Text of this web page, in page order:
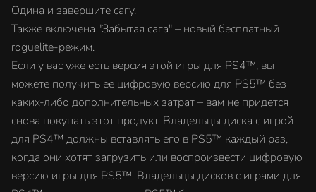
Одина и завершите сагу.
Также включена "Забытая сага" – новый бесплатный
roguelite-режим.
Если у вас уже есть версия этой игры для PS4™, вы
можете получить ее цифровую версию для PS5™ без
каких-либо дополнительных затрат – вам не придется
снова покупать этот продукт. Владельцы диска с игрой
для PS4™ должны вставлять его в PS5™ каждый раз,
когда они хотят загрузить или воспроизвести цифровую
версию игры для PS5™. Владельцы дисков с играми для